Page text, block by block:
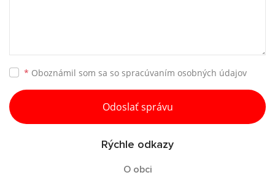
* Oboznámil som sa so spracúvaním osobných údajov
Odoslať správu
Rýchle odkazy
O obci